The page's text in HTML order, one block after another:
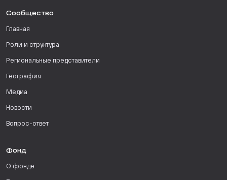
Сообщество
Главная
Роли и структура
Региональные представители
География
Медиа
Новости
Вопрос-ответ
Фонд
О фонде